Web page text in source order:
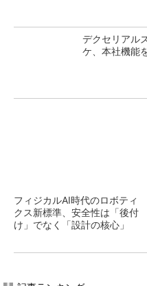
デクセリアル
ケ、本社機能
フィジカルAI時代のロボティ
クス新標準、安全性は「後付
け」でなく「設計の核心」